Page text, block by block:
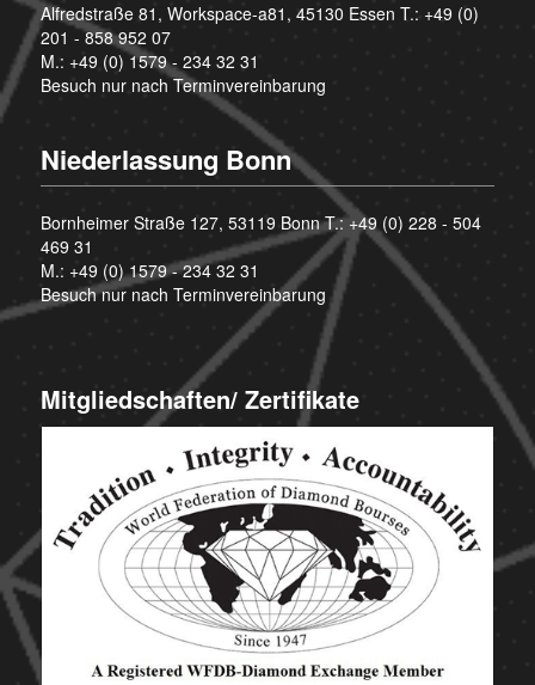
Alfredstraße 81, Workspace-a81, 45130 Essen T.: +49 (0)
201 - 858 952 07
M.: +49 (0) 1579 - 234 32 31
Besuch nur nach Terminvereinbarung
Niederlassung Bonn
Bornheimer Straße 127, 53119 Bonn T.:+49 (0) 228 - 504
469 31
M.: +49 (0) 1579 - 234 32 31
Besuch nur nach Terminvereinbarung
Mitgliedschaften/ Zertifikate